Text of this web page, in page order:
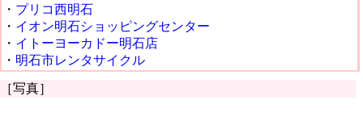
・ プリコ西明石
・ イオン明石ショッピングセンター
・ イトーヨーカドー明石店
・ 明石市レンタサイクル
［写真］